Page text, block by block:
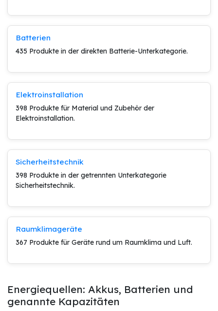
Batterien
435 Produkte in der direkten Batterie-Unterkategorie.
Elektroinstallation
398 Produkte für Material und Zubehör der
Elektroinstallation.
Sicherheitstechnik
398 Produkte in der getrennten Unterkategorie
Sicherheitstechnik.
Raumklimageräte
367 Produkte für Geräte rund um Raumklima und Luft.
Energiequellen: Akkus, Batterien und
genannte Kapazitäten